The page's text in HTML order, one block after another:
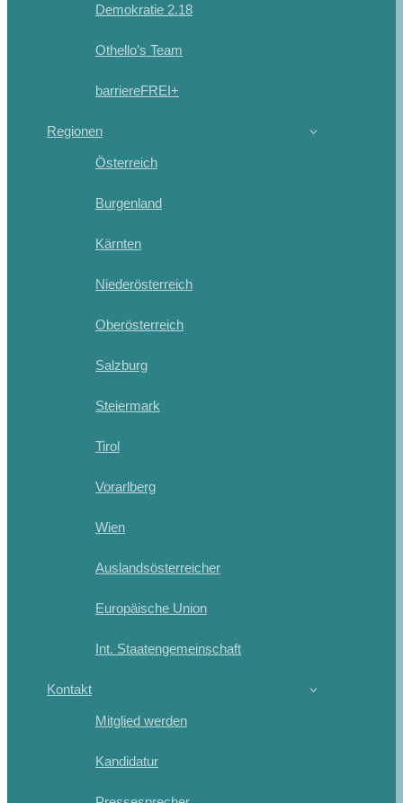
Demokratie 2.18
Othello’s Team
barriereFREI+
Regionen
Österreich
Burgenland
Kärnten
Niederösterreich
Oberösterreich
Salzburg
Steiermark
Tirol
Vorarlberg
Wien
Auslandsösterreicher
Europäische Union
Int. Staatengemeinschaft
Kontakt
Mitglied werden
Kandidatur